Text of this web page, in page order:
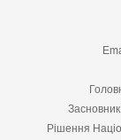
Рішення